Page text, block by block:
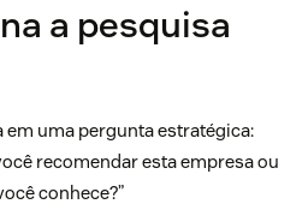
a pesquisa
em uma pergunta estratégica:
recomendar esta empresa ou
conhece?”